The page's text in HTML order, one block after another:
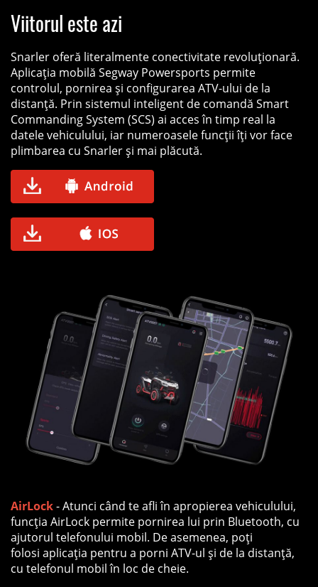
Viitorul este azi
Snarler oferă literalmente conectivitate revoluționară.
Aplicația mobilă Segway Powersports permite
controlul, pornirea și configurarea ATV-ului de la
distanță. Prin sistemul inteligent de comandă Smart
Commanding System (SCS) ai acces în timp real la
datele vehiculului, iar numeroasele funcții îți vor face
plimbarea cu Snarler și mai plăcută.
AirLock- Atunci când te afli în apropierea vehiculului,
funcția AirLock permite pornirea lui prin Bluetooth, cu
ajutorul telefonului mobil. De asemenea, poți
folosi aplicația pentru a porni ATV-ul și de la distanță,
cu telefonul mobil în loc de cheie.